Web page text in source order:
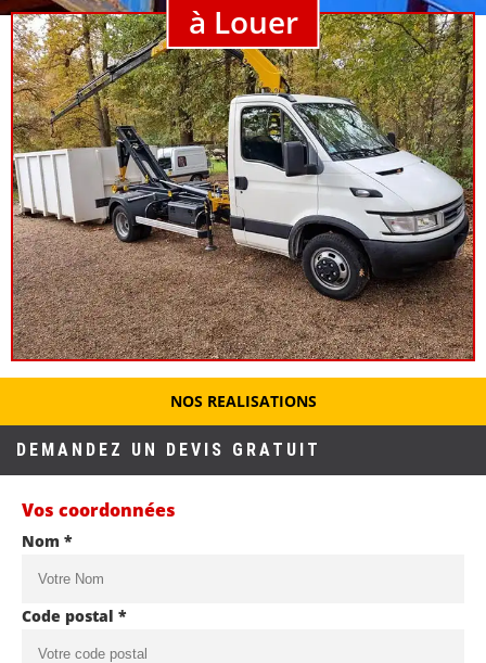
à Louer
NOS REALISATIONS
DEMANDEZ UN DEVIS GRATUIT
Vos coordonnées
Nom *
Code postal *